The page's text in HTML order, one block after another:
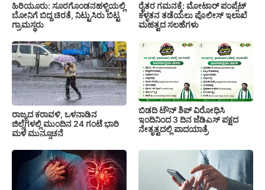
ಹಿರಿಯೂರು: ಸೂರಗೊಂಡನಹಳ್ಳಿಯಲ್ಲಿ
ಬೋನಿಗೆ ಬಿದ್ದ ಚಿರತೆ, ನಿಟ್ಟುಸಿರು ಬಿಟ್ಟ
ಗ್ರಾಮಸ್ಥರು
ರೈತರ ಗಮನಕ್ಕೆ: ಮೋಟಾರ್ ಪಂಪ್ಸೆಟ್
ಕಳ್ಳತನ ತಡೆಯಲು ಪೊಲೀಸ್ ಇಲಾಖೆ
ಮಹತ್ವದ ಸಲಹೆಗಳು
ರಾಜ್ಯದ ಕರಾವಳಿ, ಒಳನಾಡಿನ
ಜಿಲ್ಲೆಗಳಲ್ಲಿ ಮುಂದಿನ 24 ಗಂಟೆ ಭಾರಿ
ಮಳೆ ಮುನ್ಸೂಚನೆ
ಬಿಡದಿ ಟೌನ್ ಶಿಪ್ ವಿರೋಧಿಸಿ
ಇಂದಿನಿಂದ 3 ದಿನ ಜೆಡಿಎಸ್ ಪಕ್ಷದ
ನೇತೃತ್ವದಲ್ಲಿ ಪಾದಯಾತ್ರೆ